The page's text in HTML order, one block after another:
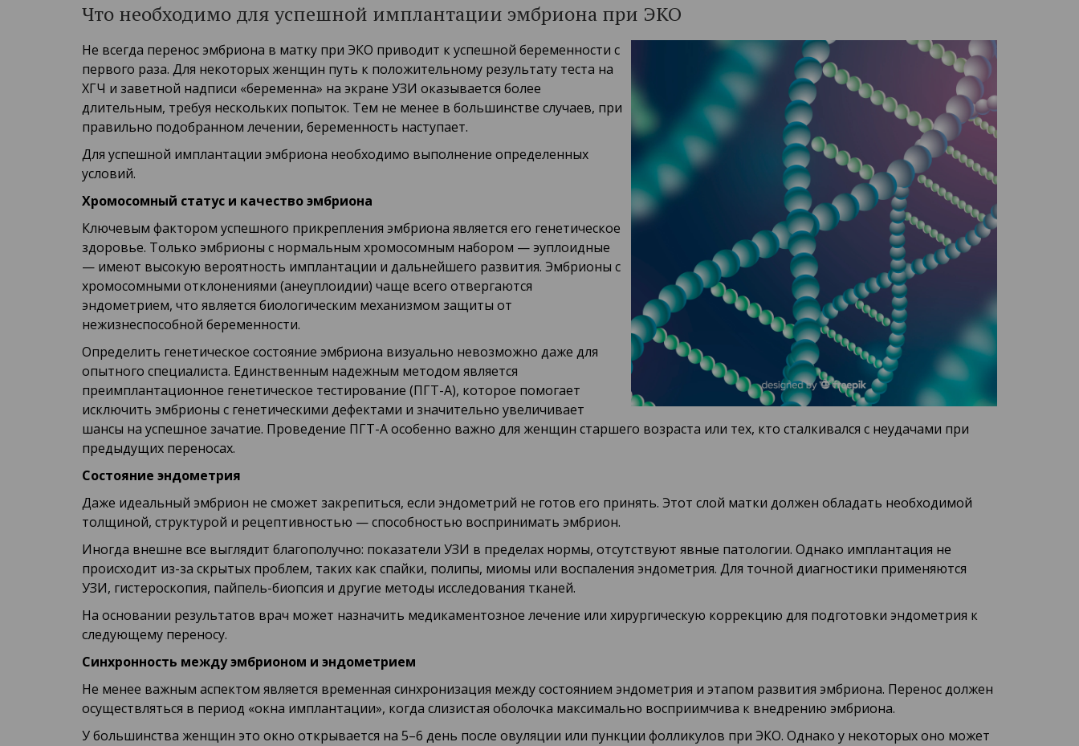
Что необходимо для успешной имплантации эмбриона при ЭКО
Не всегда перенос эмбриона в матку при ЭКО приводит к успешной беременности с
первого раза. Для некоторых женщин путь к положительному результату теста на
ХГЧ и заветной надписи «беременна» на экране УЗИ оказывается более
длительным, требуя нескольких попыток. Тем не менее в большинстве случаев, при
правильно подобранном лечении, беременность наступает.
Для успешной имплантации эмбриона необходимо выполнение определенных
условий.
Хромосомный статус и качество эмбриона
Ключевым фактором успешного прикрепления эмбриона является его генетическое
здоровье. Только эмбрионы с нормальным хромосомным набором — эуплоидные
— имеют высокую вероятность имплантации и дальнейшего развития. Эмбрионы с
хромосомными отклонениями (анеуплоидии) чаще всего отвергаются
эндометрием, что является биологическим механизмом защиты от
нежизнеспособной беременности.
Определить генетическое состояние эмбриона визуально невозможно даже для
опытного специалиста. Единственным надежным методом является
преимплантационное генетическое тестирование (ПГТ-А), которое помогает
исключить эмбрионы с генетическими дефектами и значительно увеличивает
шансы на успешное зачатие. Проведение ПГТ-А особенно важно для женщин старшего возраста или тех, кто сталкивался с неудачами при
предыдущих переносах.
Состояние эндометрия
Даже идеальный эмбрион не сможет закрепиться, если эндометрий не готов его принять. Этот слой матки должен обладать необходимой
толщиной, структурой и рецептивностью — способностью воспринимать эмбрион.
Иногда внешне все выглядит благополучно: показатели УЗИ в пределах нормы, отсутствуют явные патологии. Однако имплантация не
происходит из-за скрытых проблем, таких как спайки, полипы, миомы или воспаления эндометрия. Для точной диагностики применяются
УЗИ, гистероскопия, пайпель-биопсия и другие методы исследования тканей.
На основании результатов врач может назначить медикаментозное лечение или хирургическую коррекцию для подготовки эндометрия к
следующему переносу.
Синхронность между эмбрионом и эндометрием
Не менее важным аспектом является временная синхронизация между состоянием эндометрия и этапом развития эмбриона. Перенос должен
осуществляться в период «окна имплантации», когда слизистая оболочка максимально восприимчива к внедрению эмбриона.
У большинства женщин это окно открывается на 5–6 день после овуляции или пункции фолликулов при ЭКО. Однако у некоторых оно может